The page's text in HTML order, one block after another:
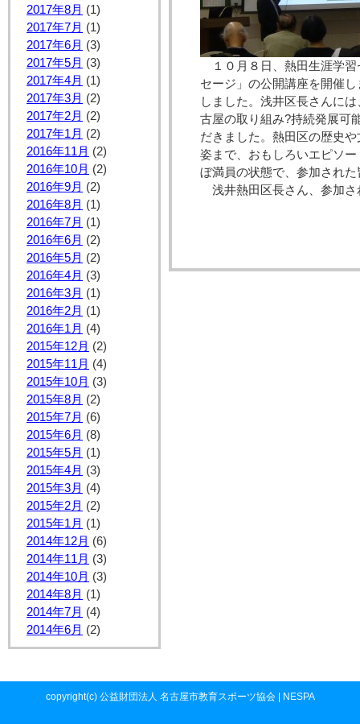
2017年8月 (1)
2017年7月 (1)
2017年6月 (3)
2017年5月 (3)
2017年4月 (1)
2017年3月 (2)
2017年2月 (2)
2017年1月 (2)
2016年11月 (2)
2016年10月 (2)
2016年9月 (2)
2016年8月 (1)
2016年7月 (1)
2016年6月 (2)
2016年5月 (2)
2016年4月 (3)
2016年3月 (1)
2016年2月 (1)
2016年1月 (4)
2015年12月 (2)
2015年11月 (4)
2015年10月 (3)
2015年8月 (2)
2015年7月 (6)
2015年6月 (8)
2015年5月 (1)
2015年4月 (3)
2015年3月 (4)
2015年2月 (2)
2015年1月 (1)
2014年12月 (6)
2014年11月 (3)
2014年10月 (3)
2014年8月 (1)
2014年7月 (4)
2014年6月 (2)
１０月８日、熱田生涯学
セージ」の公開講座を開催
しました。浅井区長さんに
古屋の取り組み?持続発展可
だきました。熱田区の歴史
姿まで、おもしろいエピソ
ぼ満員の状態で、参加され
浅井熱田区長さん、参加さ
copyright(c) 公益財団法人 名古屋市教育スポーツ協会 | NESPA